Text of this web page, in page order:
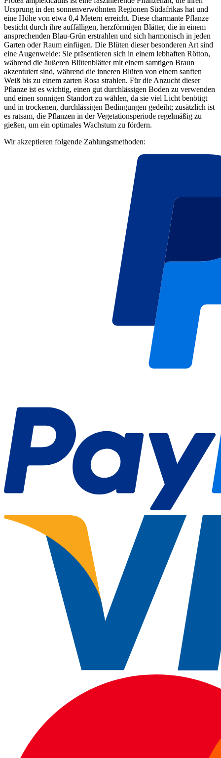
Ursprung in den sonnenverwöhnten Regionen Südafrikas hat und
eine Höhe von etwa 0,4 Metern erreicht. Diese charmante Pflanze
besticht durch ihre auffälligen, herzförmigen Blätter, die in einem
ansprechenden Blau-Grün erstrahlen und sich harmonisch in jeden
Garten oder Raum einfügen. Die Blüten dieser besonderen Art sind
eine Augenweide: Sie präsentieren sich in einem lebhaften Rötton,
während die äußeren Blütenblätter mit einem samtigen Braun
akzentuiert sind, während die inneren Blüten von einem sanften
Weiß bis zu einem zarten Rosa strahlen. Für die Anzucht dieser
Pflanze ist es wichtig, einen gut durchlässigen Boden zu verwenden
und einen sonnigen Standort zu wählen, da sie viel Licht benötigt
und in trockenen, durchlässigen Bedingungen gedeiht; zusätzlich ist
es ratsam, die Pflanzen in der Vegetationsperiode regelmäßig zu
gießen, um ein optimales Wachstum zu fördern.
Wir akzeptieren folgende Zahlungsmethoden: